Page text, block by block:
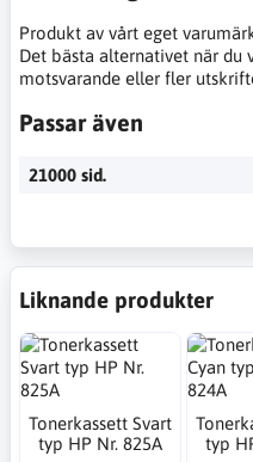
Produkt av vårt eget
Det bästa alternativet när du
motsvarande eller fler
Passar även
21000 sid.
Liknande produkter
Tonerkassett Svart
typ HP Nr. 825A
typ